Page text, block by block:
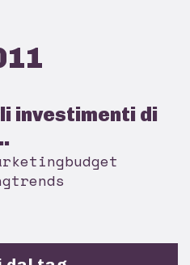
investimenti di